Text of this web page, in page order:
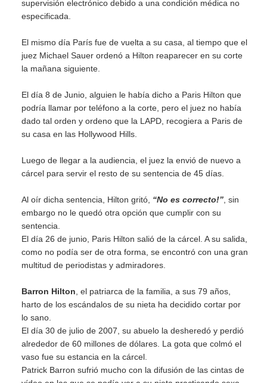
supervisión electrónico debido a una condición médica no
especificada.
El mismo día París fue de vuelta a su casa, al tiempo que el
juez Michael Sauer ordenó a Hilton reaparecer en su corte
la mañana siguiente.
El día 8 de Junio, alguien le había dicho a Paris Hilton que
podría llamar por teléfono a la corte, pero el juez no había
dado tal orden y ordeno que la LAPD, recogiera a Paris de
su casa en las Hollywood Hills.
Luego de llegar a la audiencia, el juez la envió de nuevo a
cárcel para servir el resto de su sentencia de 45 días.
Al oír dicha sentencia, Hilton gritó, “No es correcto!” , sin
embargo no le quedó otra opción que cumplir con su
sentencia.
El día 26 de junio, Paris Hilton salió de la cárcel. A su salida,
como no podía ser de otra forma, se encontró con una gran
multitud de periodistas y admiradores.
Barron Hilton , el patriarca de la familia, a sus 79 años,
harto de los escándalos de su nieta ha decidido cortar por
lo sano.
El día 30 de julio de 2007, su abuelo la desheredó y perdió
alrededor de 60 millones de dólares. La gota que colmó el
vaso fue su estancia en la cárcel.
Patrick Barron sufrió mucho con la difusión de las cintas de